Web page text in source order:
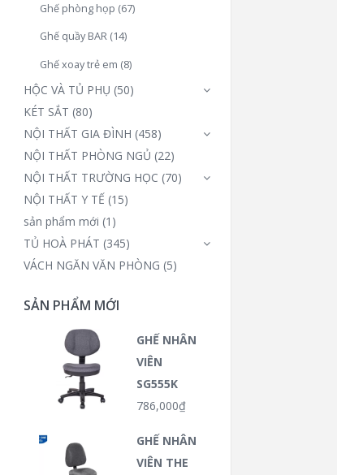
Ghế phòng họp (67)
Ghế quầy BAR (14)
Ghế xoay trẻ em (8)
HỘC VÀ TỦ PHỤ (50)
KÉT SẮT (80)
NỘI THẤT GIA ĐÌNH (458)
NỘI THẤT PHÒNG NGỦ (22)
NỘI THẤT TRƯỜNG HỌC (70)
NỘI THẤT Y TẾ (15)
sản phẩm mới (1)
TỦ HOÀ PHÁT (345)
VÁCH NGĂN VĂN PHÒNG (5)
SẢN PHẨM MỚI
GHẾ NHÂN
VIÊN
SG555K
786,000₫
GHẾ NHÂN
VIÊN THE